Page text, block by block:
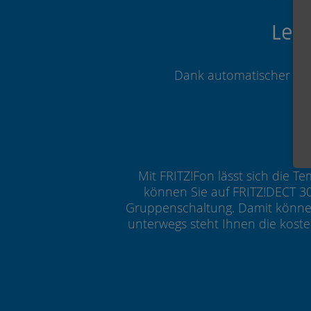
Dank automatischer
Mit FRITZ!Fon lässt sich die
können Sie auf FRITZ!DECT
Gruppenschaltung. Damit
unterwegs steht Ihnen die